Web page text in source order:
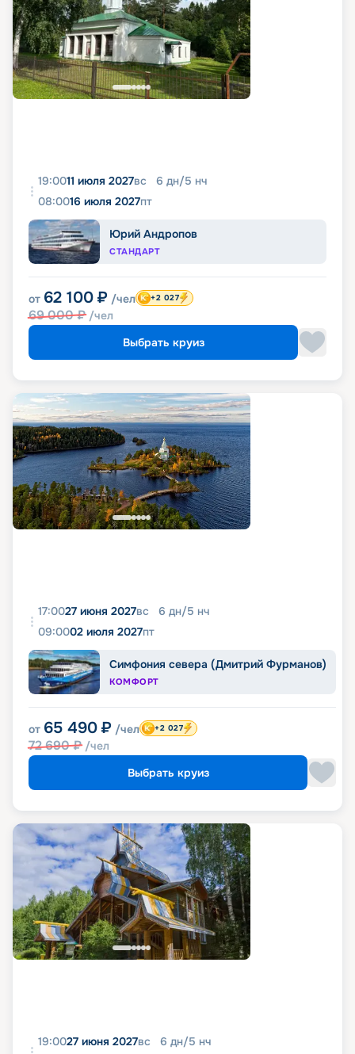
19:0011 июля 2027вс 6 дн/5 нч
08:0016 июля 2027пт
Юрий Андропов
СТАНДАРТ
от 62 100 ₽ /чел
69 000₽ /чел
+2 027
Выбрать круиз
17:0027 июня 2027вс 6 дн/5 нч
09:0002 июля 2027пт
Симфония севера (Дмитрий Фурманов)
КОМФОРТ
от 65 490 ₽ /чел
72 690₽ /чел
+2 027
Выбрать круиз
19:0027 июня 2027вс 6 дн/5 нч